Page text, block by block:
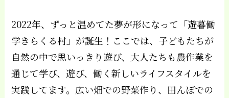
2022年、ずっと温めてた夢が形になって「遊暮働
学きらくる村」が誕生！ここでは、子どもたちが
自然の中で思いっきり遊び、大人たちも農作業を
通じて学び、遊び、働く新しいライフスタイルを
実践してます。広い畑での野菜作り、田んぼでの